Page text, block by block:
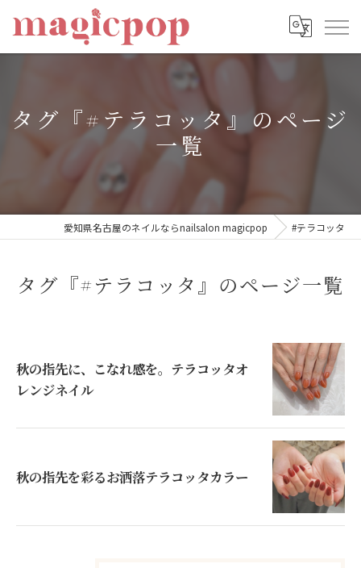
タグ『#テラコッタ』のページ
一覧
愛知県名古屋のネイルならnailsalon magicpop #テラコッタ
タグ『#テラコッタ』のページ一覧
秋の指先に、こなれ感を。テラコッタオ
レンジネイル
秋の指先を彩るお洒落テラコッタカラー